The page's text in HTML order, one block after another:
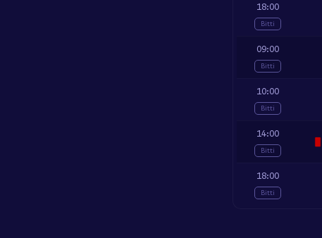
18:00
Bitti
09:00
Bitti
10:00
Bitti
14:00
Bitti
18:00
Bitti